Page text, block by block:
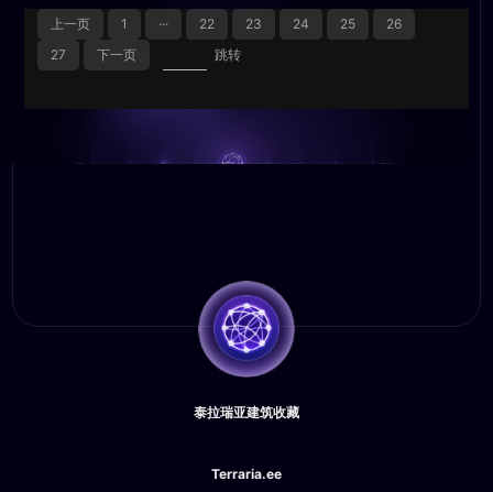
上一页 1 ··· 22 23 24 25
26
27
下一页 跳转
泰拉瑞亚建筑收藏
Terraria.ee